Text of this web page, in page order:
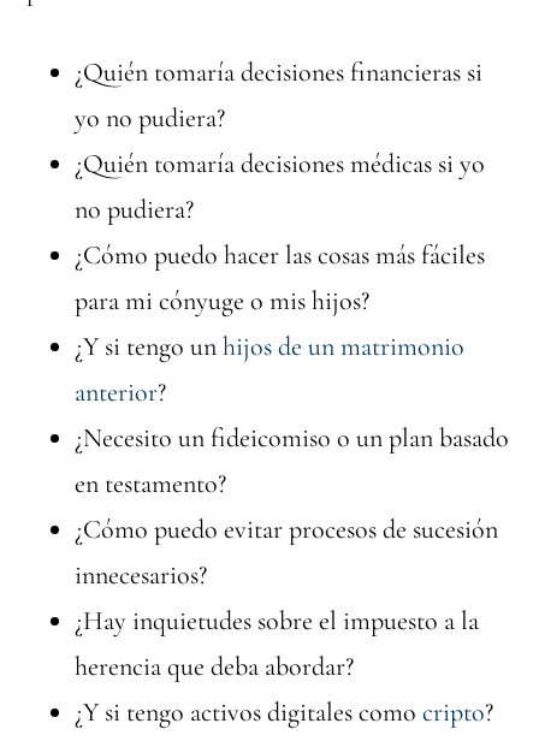
¿Quién tomaría decisiones financieras si
yo no pudiera?
¿Quién tomaría decisiones médicas si yo
no pudiera?
¿Cómo puedo hacer las cosas más fáciles
para mi cónyuge o mis hijos?
¿Y si tengo unhijos de un matrimonio
anterior?
¿Necesito un fideicomiso o un plan basado
en testamento?
¿Cómo puedo evitar procesos de sucesión
innecesarios?
¿Hay inquietudes sobre el impuesto a la
herencia que deba abordar?
¿Y si tengo activos digitales comocripto?